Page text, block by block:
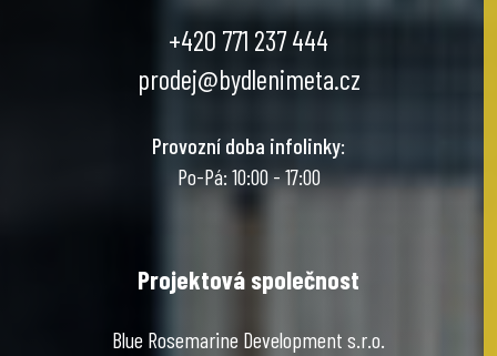
+420 771 237 444
prodej@bydlenimeta.cz
Provozní doba infolinky:
Po-Pá: 10:00 - 17:00
Projektová společnost
Blue Rosemarine Development s.r.o.